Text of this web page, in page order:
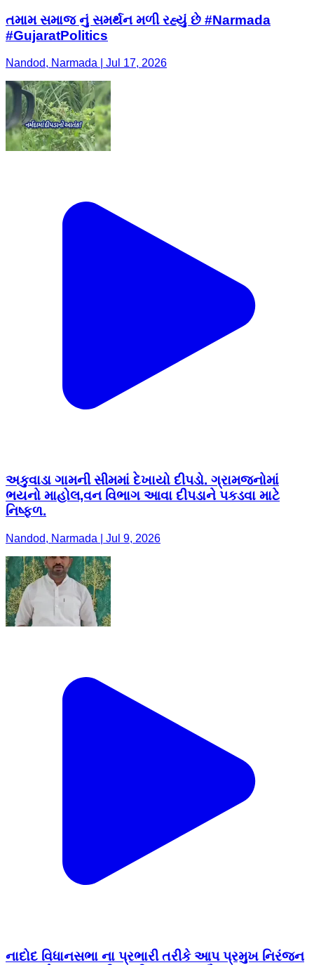
તમામ સમાજ નું સમર્થન મળી રહ્યું છે #Narmada
#GujaratPolitics
Nandod, Narmada | Jul 17, 2026
અકુવાડા ગામની સીમમાં દેખાયો દીપડો. ગ્રામજનોમાં
ભયનો માહોલ,વન વિભાગ આવા દીપડાને પકડવા માટે
નિષ્ફળ.
Nandod, Narmada | Jul 9, 2026
નાદોદ વિધાનસભા ના પ્રભારી તરીકે આપ પ્રમુખ નિરંજન